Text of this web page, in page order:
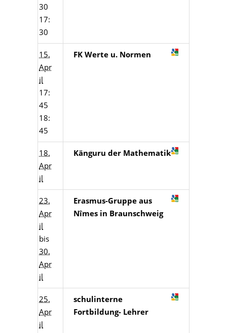
30
17:
30
15.
Apr
il
17:
45
18:
45
FK Werte u. Normen
18.
Apr
il
Känguru der Mathematik
23.
Apr
il
bis
30.
Apr
il
Erasmus-Gruppe aus
Nîmes in Braunschweig
25.
Apr
il
schulinterne
Fortbildung- Lehrer